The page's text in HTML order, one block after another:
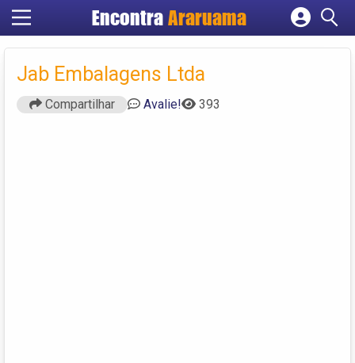
EncontraAraruama
Cadastrar empresa
Criar conta
Jab Embalagens Ltda
Compartilhar Avalie! 393